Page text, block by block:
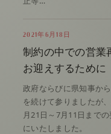
2021年6月18日
制約の中での営業
お迎えするために
政府ならびに県知事か
を続けて参りましたが
月21日～7月11日まで
にいたしました。